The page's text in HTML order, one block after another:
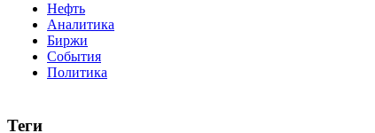
Нефть
Аналитика
Биржи
События
Политика
Теги